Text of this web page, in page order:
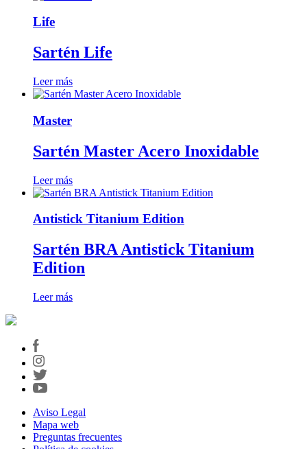
Life
Sartén Life
Leer más
Master
Sartén Master Acero Inoxidable
Leer más
Antistick Titanium Edition
Sartén BRA Antistick Titanium
Edition
Leer más
Aviso Legal
Mapa web
Preguntas frecuentes